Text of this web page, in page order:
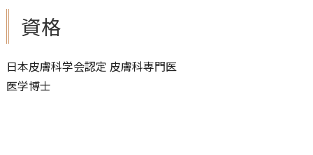
資格
日本皮膚科学会認定 皮膚科専門医
医学博士